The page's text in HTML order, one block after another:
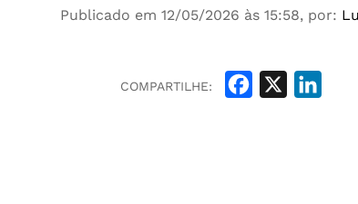
Publicado em 12/05/2026 às 15:58, por:
COMPARTILHE: Facebook